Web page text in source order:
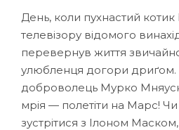
День, коли пухнастий
телевізору відомого
перевернув життя
улюбленця догори дриґом.
доброволець Мурко
мрія — полетіти на Марс!
зустрітися з Ілоном